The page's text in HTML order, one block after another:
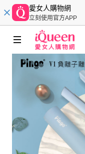
愛女人購物網
立刻使用官方APP